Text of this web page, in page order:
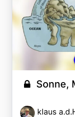
Sonne,
klaus